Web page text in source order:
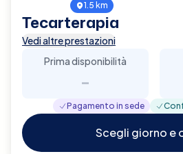
1.5 km
Tecarterapia
Vedi altre prestazioni
Prima disponibilità
-
Pagamento in sede
Scegli giorno e